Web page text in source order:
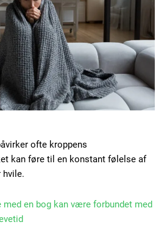
Plans
sit
tortor
ofte kroppens
kan føre til en konstant følelse af
hvile.
med en bog kan være forbundet med